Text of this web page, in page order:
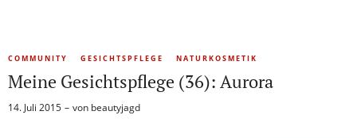
COMMUNITY GESICHTSPFLEGE NATURKOSMETIK
Meine Gesichtspflege (36): Aurora
14. Juli 2015 von beautyjagd